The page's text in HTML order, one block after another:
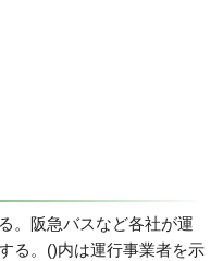
。阪急バスなど各社が運
る。()内は運行事業者を示